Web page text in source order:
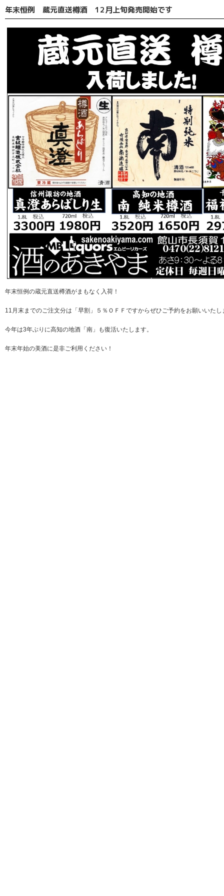
年末恒例 蔵元直送樽酒 12月上旬発売開始です
年末恒例の蔵元直送樽酒がまもなく入荷！
11月末までのご注文分は「早割」５％ＯＦＦですからぜひご予約をお願いいたし
今年は3年ぶりに高知の地酒「南」も復活いたします。
年末年始の美酒に是非ご利用ください！